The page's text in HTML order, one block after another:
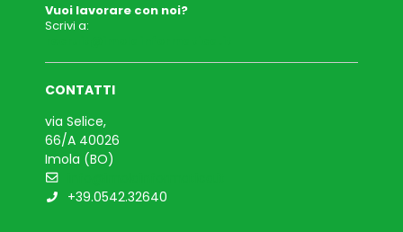
Vuoi lavorare con noi?
Scrivi a:
CONTATTI
via Selice,
66/A 40026
Imola (BO)
+39.0542.32640